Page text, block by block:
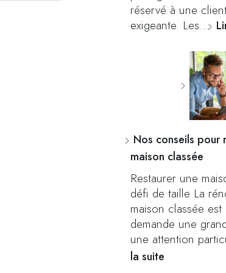
réservé à une
exigeante. Les…
Nos conseils pour
maison classée
Restaurer une
défi de taille La
maison classée
demande une
une attention
la suite